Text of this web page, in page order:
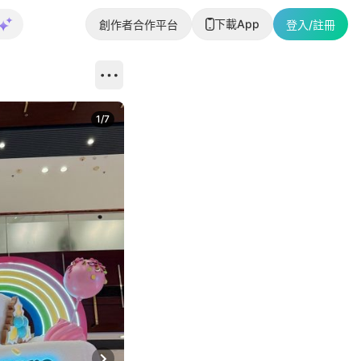
創作者合作平台 下載App 登入/註冊
1/7